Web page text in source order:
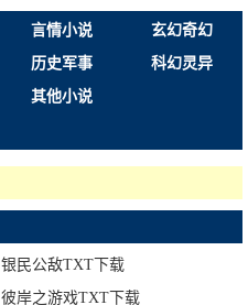
言情小说
玄幻奇幻
历史军事
科幻灵异
其他小说
银民公敌TXT下载
彼岸之游戏TXT下载